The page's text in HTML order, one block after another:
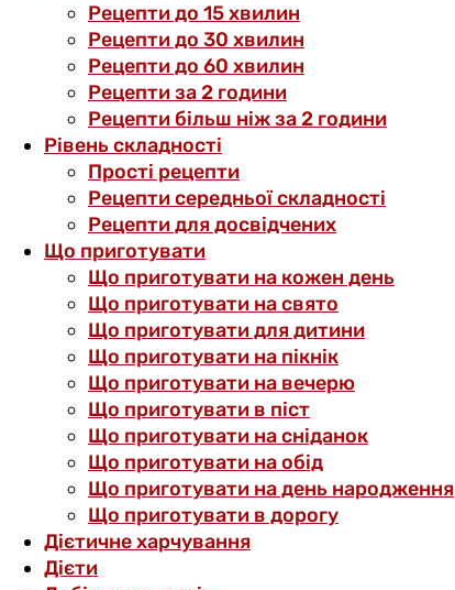
Рецепти до 15 хвилин
Рецепти до 30 хвилин
Рецепти до 60 хвилин
Рецепти за 2 години
Рецепти більш ніж за 2 години
Рівень складності
Прості рецепти
Рецепти середньої складності
Рецепти для досвідчених
Що приготувати
Що приготувати на кожен день
Що приготувати на свято
Що приготувати для дитини
Що приготувати на пікнік
Що приготувати на вечерю
Що приготувати в піст
Що приготувати на сніданок
Що приготувати на обід
Що приготувати на день народження
Що приготувати в дорогу
Дієтичне харчування
Дієти